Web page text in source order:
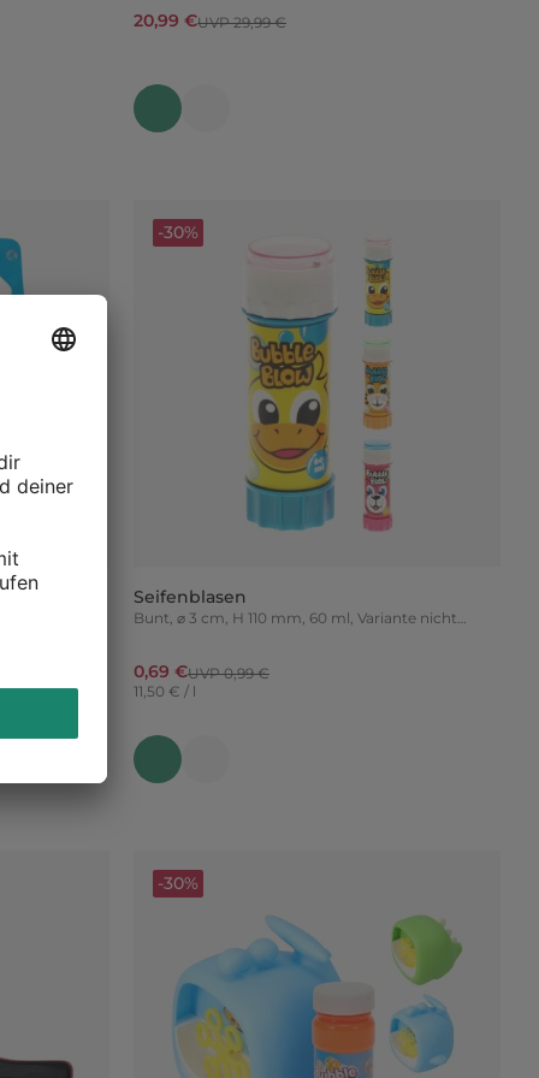
20,99 €UVP 29,99 €
Seifenblasen
Bunt, ⌀ 3 cm, H 110 mm, 60 ml, Variante nicht
0,69 €UVP 0,99 €
11,50 € / l
-30%
-30%